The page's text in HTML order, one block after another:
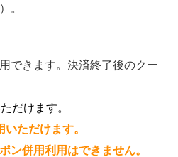
。
できます。決済終了後のクー
だけます。
ただけます。
ン併用利用はできません。